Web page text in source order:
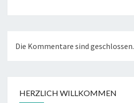
Die Kommentare sind geschlossen.
HERZLICH WILLKOMMEN